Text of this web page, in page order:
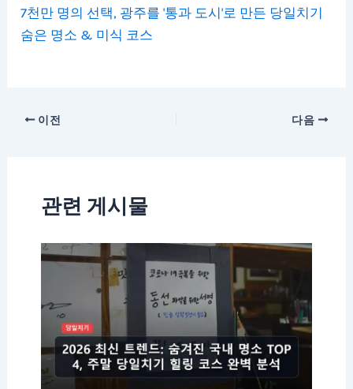
7천만 명의 선택, 광주를 '통과 도시'로 만든 당일치기
숨은 명소 & 미식 코스
이전 다음
관련 게시물